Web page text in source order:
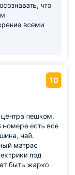
что
всеми
и
и
Такие
вперед и
услуги для
будем
любимых
10
пешком.
номере есть все
чай.
матрас
под
быть жарко